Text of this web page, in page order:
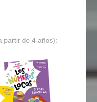
partir de 4 años):